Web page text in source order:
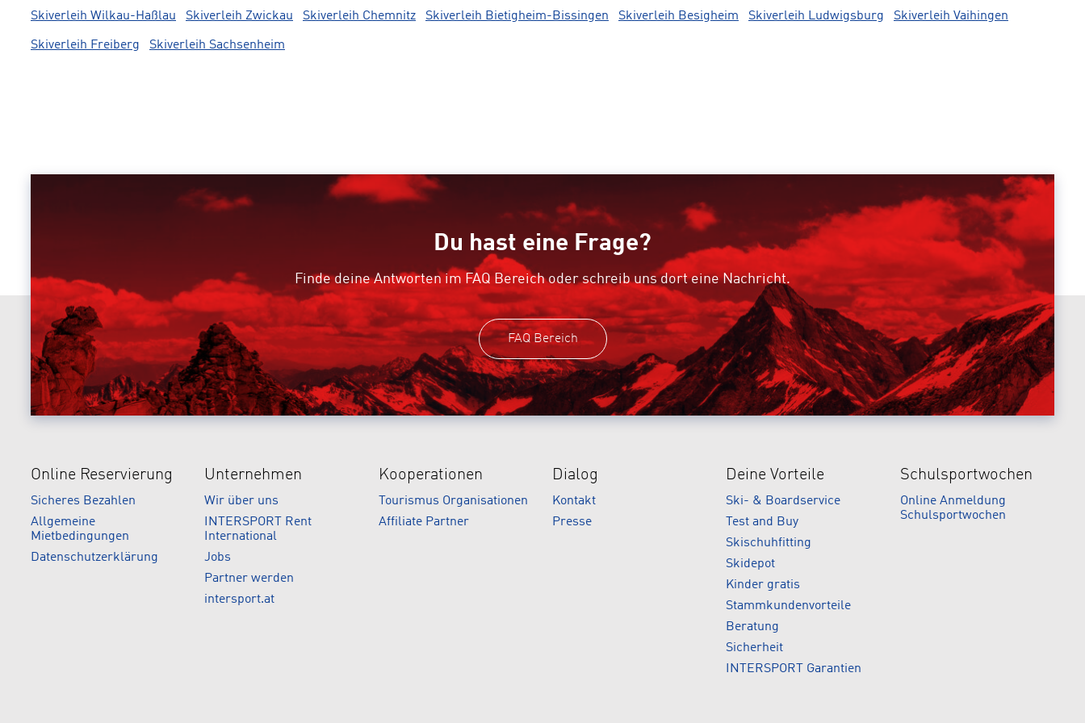
Skiverleih Wilkau-Haßlau Skiverleih Zwickau Skiverleih Chemnitz Skiverleih Bietigheim-Bissingen Skiverleih Besigheim Skiverleih Ludwigsburg Skiverleih Vaihingen
Skiverleih Freiberg Skiverleih Sachsenheim
Du hast eine Frage?
Finde deine Antworten im FAQ Bereich oder schreib uns dort eine Nachricht.
FAQ Bereich
Online Reservierung
Sicheres Bezahlen
Allgemeine
Mietbedingungen
Datenschutzerklärung
Unternehmen
Wir über uns
INTERSPORT Rent
International
Jobs
Partner werden
intersport.at
Kooperationen
Tourismus Organisationen
Affiliate Partner
Dialog
Kontakt
Presse
Deine Vorteile
Ski- & Boardservice
Test and Buy
Skischuhfitting
Skidepot
Kinder gratis
Stammkundenvorteile
Beratung
Sicherheit
INTERSPORT Garantien
Schulsportwochen
Online Anmeldung
Schulsportwochen